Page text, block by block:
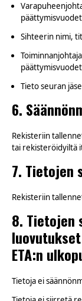
päättymisvuodet
Sihteerin nimi,
päättymisvuodet
Tieto seuran
6.
Rekisteriin
tai rekisteröidyiltä
7. Tietojen
Rekisteriin
8. Tietojen
ETA:n
Tietoja ei